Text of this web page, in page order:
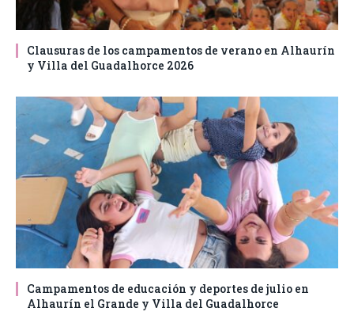
Clausuras de los campamentos de verano en Alhaurín
y Villa del Guadalhorce 2026
Campamentos de educación y deportes de julio en
Alhaurín el Grande y Villa del Guadalhorce